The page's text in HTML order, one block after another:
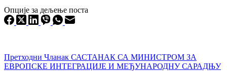
Опције за дељење поста
Претходни Чланак САСТАНАК СА МИНИСТРОМ ЗА
ЕВРОПСКЕ ИНТЕГРАЦИЈЕ И МЕЂУНАРОДНУ САРАДЊУ